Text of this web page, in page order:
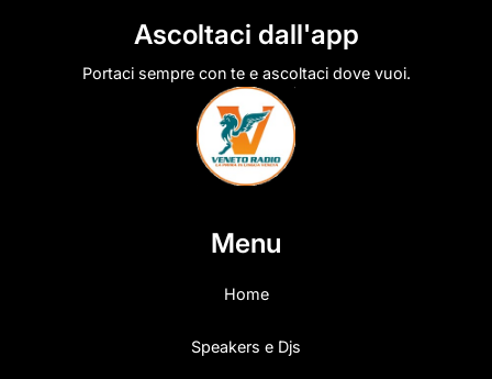
Ascoltaci dall'app
Portaci sempre con te e ascoltaci dove vuoi.
Menu
Home
Speakers e Djs